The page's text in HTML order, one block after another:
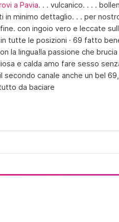
a Pavia. . . vulcanico. . . .
minimo dettaglio. . . per
con ingoio vero e leccate
tutte le posizioni · 69 fatto
la lingua!la passione che
e calda amo fare sesso
canale️️ anche un bel
da baciare